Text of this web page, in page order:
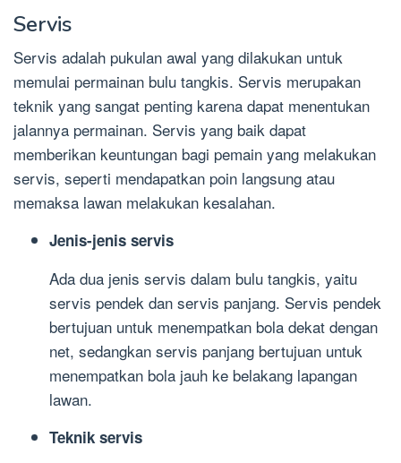
Servis
Servis adalah pukulan awal yang dilakukan untuk
memulai permainan bulu tangkis. Servis merupakan
teknik yang sangat penting karena dapat menentukan
jalannya permainan. Servis yang baik dapat
memberikan keuntungan bagi pemain yang melakukan
servis, seperti mendapatkan poin langsung atau
memaksa lawan melakukan kesalahan.
Jenis-jenis servis
Ada dua jenis servis dalam bulu tangkis, yaitu
servis pendek dan servis panjang. Servis pendek
bertujuan untuk menempatkan bola dekat dengan
net, sedangkan servis panjang bertujuan untuk
menempatkan bola jauh ke belakang lapangan
lawan.
Teknik servis